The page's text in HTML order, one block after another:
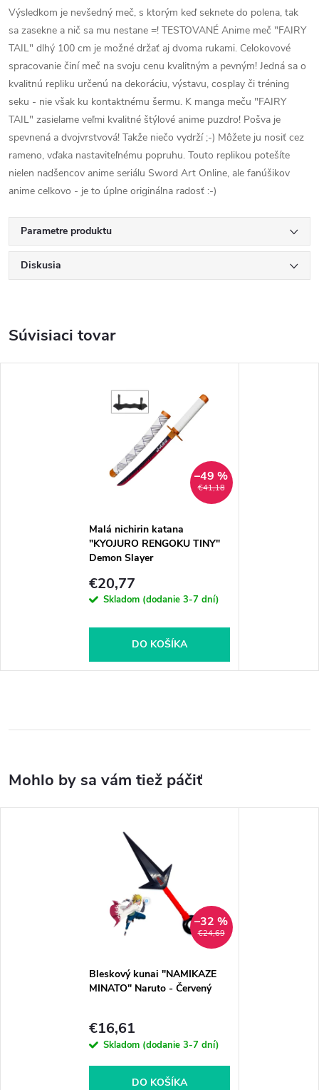
Výsledkom je nevšedný meč, s ktorým keď seknete do polena, tak
sa zasekne a nič sa mu nestane =! TESTOVANÉ Anime meč "FAIRY
TAIL" dlhý 100 cm je možné držať aj dvoma rukami. Celokovové
spracovanie činí meč na svoju cenu kvalitným a pevným! Jedná sa o
kvalitnú repliku určenú na dekoráciu, výstavu, cosplay či tréning
seku - nie však ku kontaktnému šermu. K manga meču "FAIRY
TAIL" zasielame veľmi kvalitné štýlové anime puzdro! Pošva je
spevnená a dvojvrstvová! Takže niečo vydrží ;-) Môžete ju nosiť cez
rameno, vďaka nastaviteľnému popruhu. Touto replikou potešíte
nielen nadšencov anime seriálu Sword Art Online, ale fanúšikov
anime celkovo - je to úplne originálna radosť :-)
Parametre produktu
Diskusia
Súvisiaci tovar
€41,18
–49 %
Malá nichirin katana
"KYOJURO RENGOKU TINY"
Demon Slayer
€20,77
Skladom (dodanie 3-7 dní)
DO KOŠÍKA
€24,69
–32 %
Bleskový kunai "NAMIKAZE
MINATO" Naruto - Červený
€16,61
Skladom (dodanie 3-7 dní)
DO KOŠÍKA